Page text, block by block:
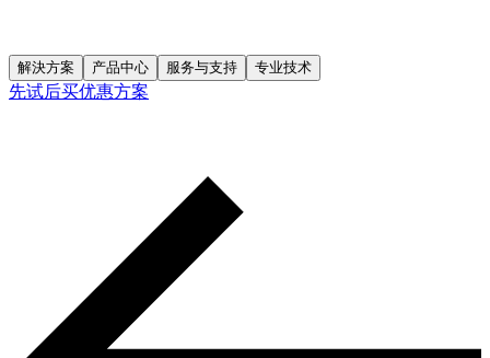
解決方案 产品中心 服务与支持 专业技术
先试后买优惠方案